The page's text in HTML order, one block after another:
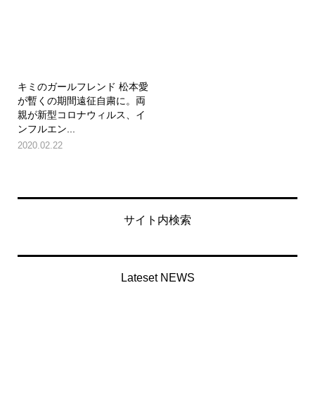
キミのガールフレンド 松本愛
が暫くの期間遠征自粛に。両
親が新型コロナウィルス、イ
ンフルエン...
2020.02.22
サイト内検索
Lateset NEWS